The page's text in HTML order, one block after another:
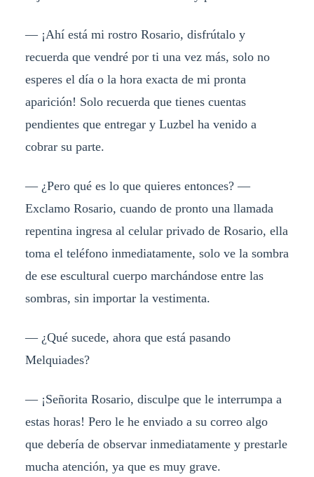
— ¡Ahí está mi rostro Rosario, disfrútalo y
recuerda que vendré por ti una vez más, solo no
esperes el día o la hora exacta de mi pronta
aparición! Solo recuerda que tienes cuentas
pendientes que entregar y Luzbel ha venido a
cobrar su parte.
— ¿Pero qué es lo que quieres entonces? —
Exclamo Rosario, cuando de pronto una llamada
repentina ingresa al celular privado de Rosario, ella
toma el teléfono inmediatamente, solo ve la sombra
de ese escultural cuerpo marchándose entre las
sombras, sin importar la vestimenta.
— ¿Qué sucede, ahora que está pasando
Melquiades?
— ¡Señorita Rosario, disculpe que le interrumpa a
estas horas! Pero le he enviado a su correo algo
que debería de observar inmediatamente y prestarle
mucha atención, ya que es muy grave.